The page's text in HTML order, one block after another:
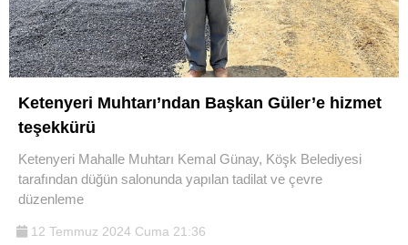
Ketenyeri Muhtarı’ndan Başkan Güler’e hizmet
teşekkürü
Ketenyeri Mahalle Muhtarı Kemal Günay, Köşk Belediyesi
tarafından düğün salonunda yapılan tadilat ve çevre
düzenleme
12 Temmuz 2024 Cuma 21:36